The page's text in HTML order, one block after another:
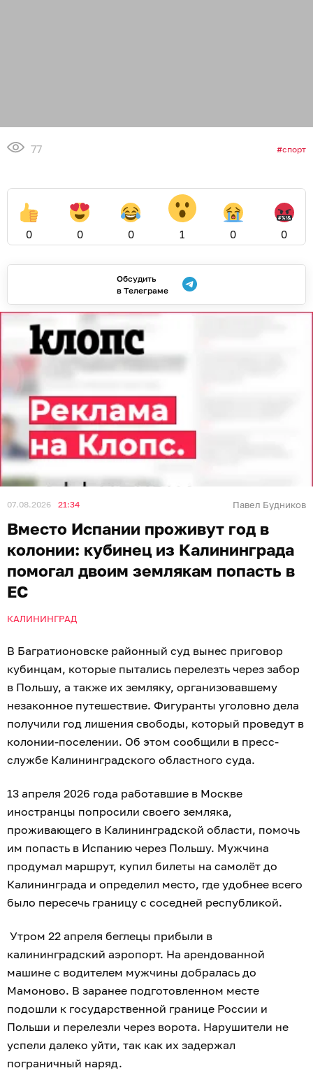
77 спорт
0 0 0 1 0 0
Обсудить
в Телеграме
07.08.2026 21:34 Павел Будников
Вместо Испании проживут год в
колонии: кубинец из Калининграда
помогал двоим землякам попасть в
ЕС
КАЛИНИНГРАД
В Багратионовске районный суд вынес приговор
кубинцам, которые пытались перелезть через забор
в Польшу, а также их земляку, организовавшему
незаконное путешествие. Фигуранты уголовно дела
получили год лишения свободы, который проведут в
колонии-поселении. Об этом сообщили в пресс-
службе Калининградского областного суда.
13 апреля 2026 года работавшие в Москве
иностранцы попросили своего земляка,
проживающего в Калининградской области, помочь
им попасть в Испанию через Польшу. Мужчина
продумал маршрут, купил билеты на самолёт до
Калининграда и определил место, где удобнее всего
было пересечь границу с соседней республикой.
Утром 22 апреля беглецы прибыли в
калининградский аэропорт. На арендованной
машине с водителем мужчины добралась до
Мамоново. В заранее подготовленном месте
подошли к государственной границе России и
Польши и перелезли через ворота. Нарушители не
успели далеко уйти, так как их задержал
пограничный наряд.